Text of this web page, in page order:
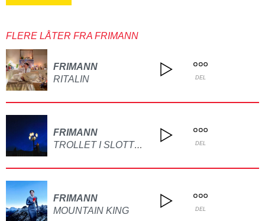
FLERE LÅTER FRA FRIMANN
FRIMANN
RITALIN
DEL
FRIMANN
TROLLET I SLOTTET DEL
FRIMANN
MOUNTAIN KING
DEL